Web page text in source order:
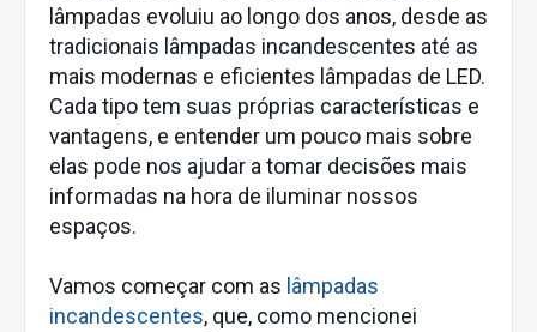
lâmpadas evoluiu ao longo dos anos, desde as
tradicionais lâmpadas incandescentes até as
mais modernas e eficientes lâmpadas de LED.
Cada tipo tem suas próprias características e
vantagens, e entender um pouco mais sobre
elas pode nos ajudar a tomar decisões mais
informadas na hora de iluminar nossos
espaços.
Vamos começar com as lâmpadas
incandescentes, que, como mencionei